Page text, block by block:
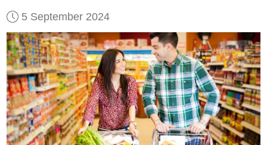
5 September 2024